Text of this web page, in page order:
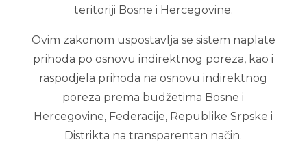
teritoriji Bosne i Hercegovine.
Ovim zakonom uspostavlja se sistem naplate
prihoda po osnovu indirektnog poreza, kao i
raspodjela prihoda na osnovu indirektnog
poreza prema budžetima Bosne i
Hercegovine, Federacije, Republike Srpske i
Distrikta na transparentan način.